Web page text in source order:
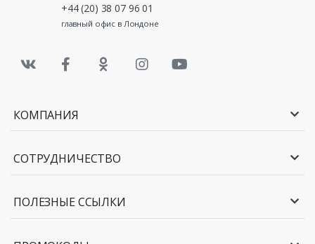
+44 (20) 38 07 96 01
главный офис в Лондоне
КОМПАНИЯ
СОТРУДНИЧЕСТВО
ПОЛЕЗНЫЕ ССЫЛКИ